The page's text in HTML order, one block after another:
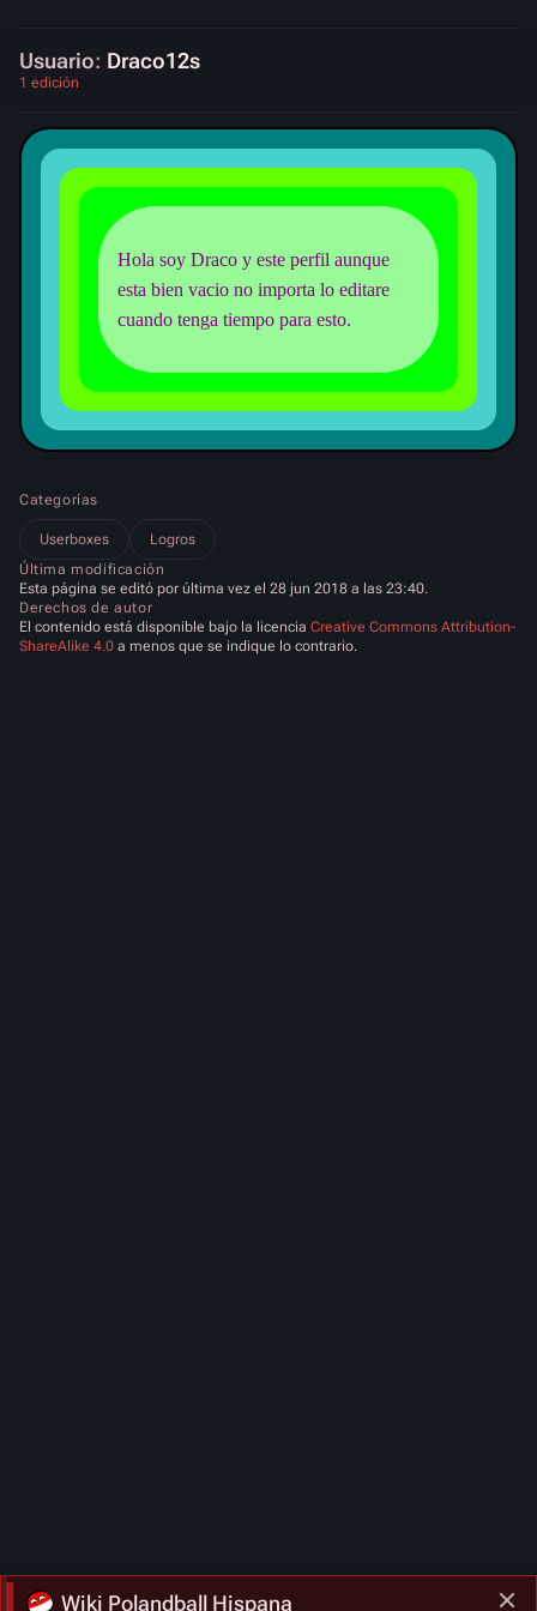
Wiki Polandball Hispana
Usuario: Draco12s
1 edición
Hola soy Draco y este perfil aunque
esta bien vacio no importa lo editare
cuando tenga tiempo para esto.
Categorías
Userboxes
Logros
Última modificación
Esta página se editó por última vez el 28 jun 2018 a las 23:40.
Derechos de autor
El contenido está disponible bajo la licencia Creative Commons Attribution-
ShareAlike 4.0 a menos que se indique lo contrario.